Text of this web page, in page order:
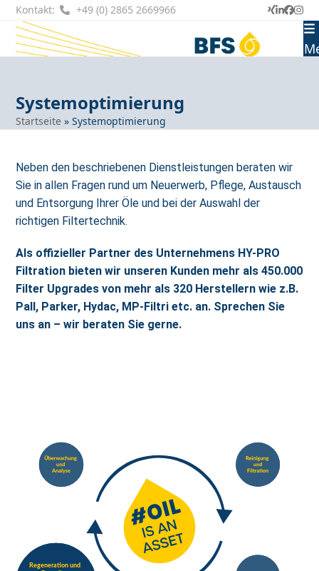
Skip
content
Kontakt: +49 (0) 2865 2669966 Xing
Systemoptimierung
Startseite »Systemoptimierung
Neben den beschriebenen Dienstleistungen beraten wir
Sie in allen Fragen rund um Neuerwerb, Pflege, Austausch
und Entsorgung Ihrer Öle und bei der Auswahl der
richtigen Filtertechnik.
Als offizieller Partner des Unternehmens HY-PRO
Filtration bieten wir unseren Kunden mehr als 450.000
Filter Upgrades von mehr als 320 Herstellern wie z.B.
Pall, Parker, Hydac, MP-Filtri etc. an. Sprechen Sie
uns an – wir beraten Sie gerne.
Regeneration und